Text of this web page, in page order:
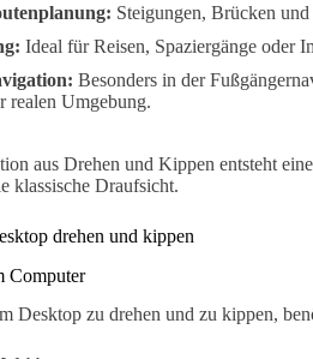
Steigungen, Brücken
Ideal für Reisen, Spaziergänge oder
Besonders in der
realen Umgebung.
aus Drehen und Kippen entsteht
klassische Draufsicht.
drehen und kippen
Computer
Desktop zu drehen und zu kippen,